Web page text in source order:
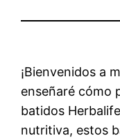
¡Bienvenidos a
enseñaré cómo
batidos
nutritiva, estos